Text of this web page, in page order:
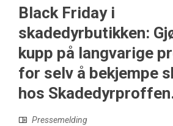
Black Friday i
skadedyrbutikken:
kupp på langvarige
for selv å bekjempe
hos
Pressemelding